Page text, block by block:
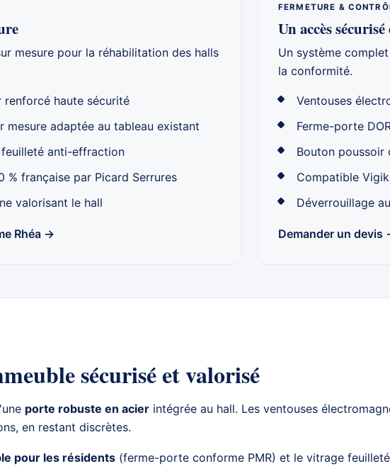
mesure pour la réhabilitation des halls
renforcé haute sécurité
mesure adaptée au tableau existant
feuilleté anti-effraction
% française par Picard Serrures
valorisant le hall
Rhéa →
FERMETURE &
Un accès
Un système
la conformité.
Ventouses
Ferme-porte
Bouton poussoir
Compatible
Déverrouillage
Demander un devis
sécurisé et valorisé
porte robuste en acier intégrée au hall. Les ventouses
en restant discrètes.
pour les résidents (ferme-porte conforme PMR) et le vitrage